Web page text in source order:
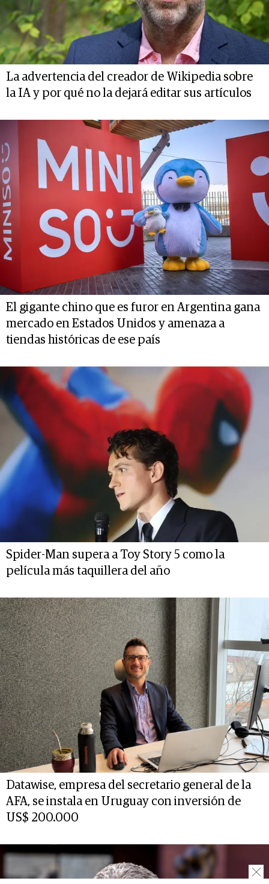
La advertencia del creador de Wikipedia sobre
la IA y por qué no la dejará editar sus artículos
El gigante chino que es furor en Argentina gana
mercado en Estados Unidos y amenaza a
tiendas históricas de ese país
Spider-Man supera a Toy Story 5 como la
película más taquillera del año
Datawise, empresa del secretario general de la
AFA, se instala en Uruguay con inversión de
US$ 200.000